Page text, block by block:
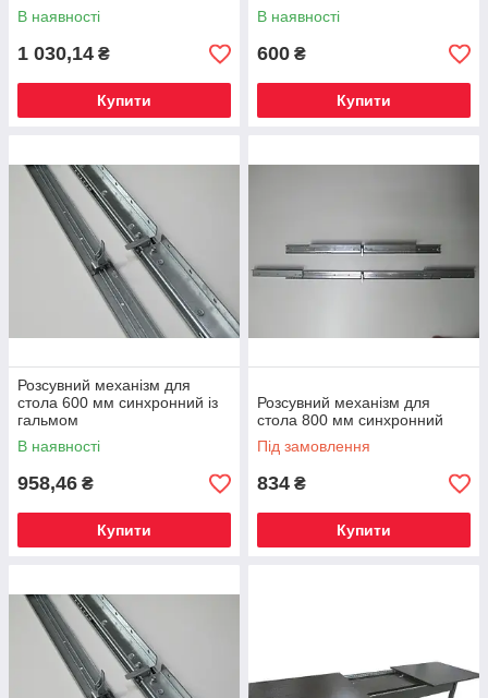
В наявності
1 030,14 ₴
Купити
В наявності
600 ₴
Купити
Розсувний механізм для
стола 600 мм синхронний із
гальмом
В наявності
958,46 ₴
Купити
Розсувний механізм для
стола 800 мм синхронний
Під замовлення
834 ₴
Купити